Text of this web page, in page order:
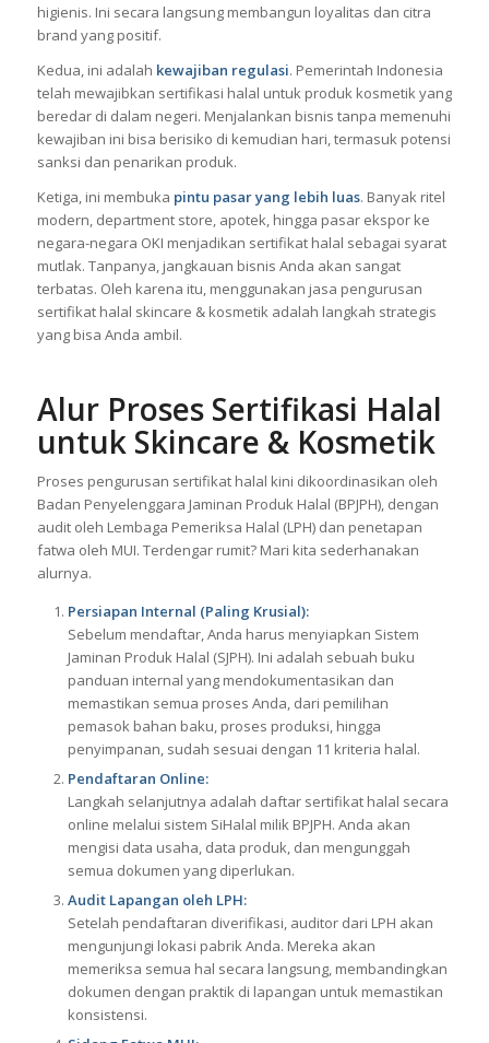
higienis. Ini secara langsung membangun loyalitas dan citra
brand yang positif.
Kedua, ini adalah kewajiban regulasi. Pemerintah Indonesia
telah mewajibkan sertifikasi halal untuk produk kosmetik yang
beredar di dalam negeri. Menjalankan bisnis tanpa memenuhi
kewajiban ini bisa berisiko di kemudian hari, termasuk potensi
sanksi dan penarikan produk.
Ketiga, ini membuka pintu pasar yang lebih luas. Banyak ritel
modern, department store, apotek, hingga pasar ekspor ke
negara-negara OKI menjadikan sertifikat halal sebagai syarat
mutlak. Tanpanya, jangkauan bisnis Anda akan sangat
terbatas. Oleh karena itu, menggunakan jasa pengurusan
sertifikat halal skincare & kosmetik adalah langkah strategis
yang bisa Anda ambil.
Alur Proses Sertifikasi Halal
untuk Skincare & Kosmetik
Proses pengurusan sertifikat halal kini dikoordinasikan oleh
Badan Penyelenggara Jaminan Produk Halal (BPJPH), dengan
audit oleh Lembaga Pemeriksa Halal (LPH) dan penetapan
fatwa oleh MUI. Terdengar rumit? Mari kita sederhanakan
alurnya.
Persiapan Internal (Paling Krusial):
Sebelum mendaftar, Anda harus menyiapkan Sistem
Jaminan Produk Halal (SJPH). Ini adalah sebuah buku
panduan internal yang mendokumentasikan dan
memastikan semua proses Anda, dari pemilihan
pemasok bahan baku, proses produksi, hingga
penyimpanan, sudah sesuai dengan 11 kriteria halal.
Pendaftaran Online:
Langkah selanjutnya adalah daftar sertifikat halal secara
online melalui sistem SiHalal milik BPJPH. Anda akan
mengisi data usaha, data produk, dan mengunggah
semua dokumen yang diperlukan.
Audit Lapangan oleh LPH:
Setelah pendaftaran diverifikasi, auditor dari LPH akan
mengunjungi lokasi pabrik Anda. Mereka akan
memeriksa semua hal secara langsung, membandingkan
dokumen dengan praktik di lapangan untuk memastikan
konsistensi.